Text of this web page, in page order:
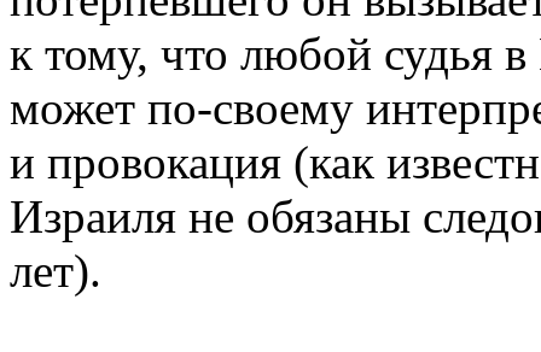
к тому, что любой судья
может по-своему
и провокация (как
Израиля не обязаны
лет).